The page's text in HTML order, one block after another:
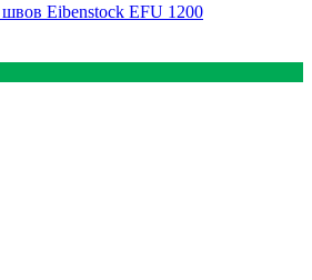
Eibenstock EFU 1200